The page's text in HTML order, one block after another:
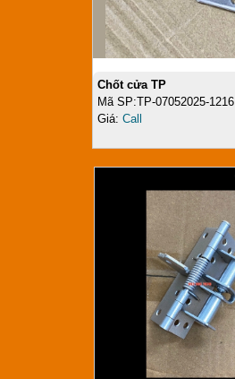
Chốt cửa TP
Mã SP:TP-07052025-1216
Giá: Call